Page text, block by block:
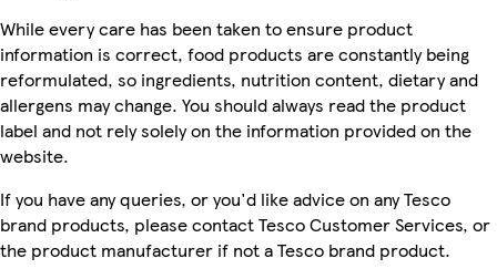
While every care has been taken to ensure product
information is correct, food products are constantly being
reformulated, so ingredients, nutrition content, dietary and
allergens may change. You should always read the product
label and not rely solely on the information provided on the
website.
If you have any queries, or you'd like advice on any Tesco
brand products, please contact Tesco Customer Services, or
the product manufacturer if not a Tesco brand product.